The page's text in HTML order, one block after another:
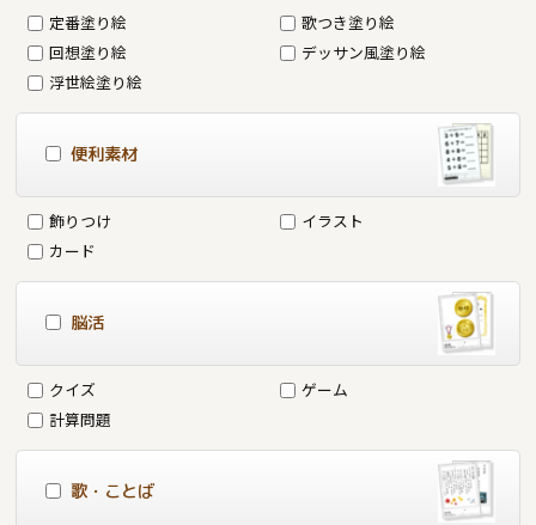
定番塗り絵
歌つき塗り絵
回想塗り絵
デッサン風塗り絵
浮世絵塗り絵
便利素材
飾りつけ
イラスト
カード
脳活
クイズ
ゲーム
計算問題
歌・ことば